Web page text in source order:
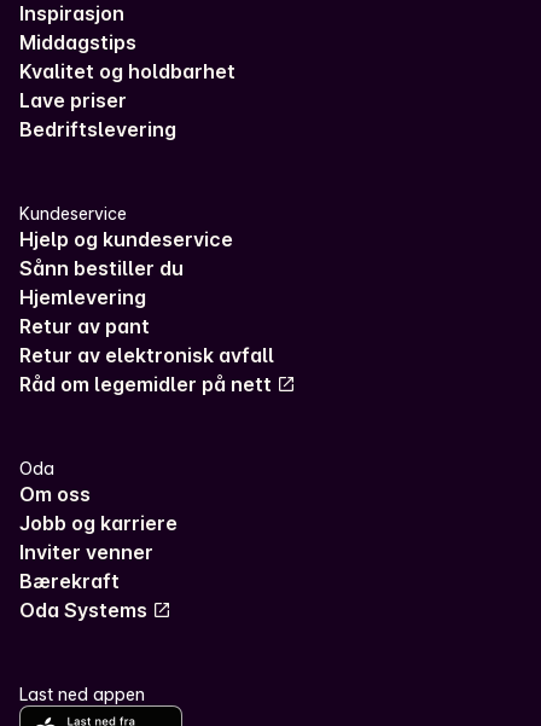
Inspirasjon
Middagstips
Kvalitet og holdbarhet
Lave priser
Bedriftslevering
Kundeservice
Hjelp og kundeservice
Sånn bestiller du
Hjemlevering
Retur av pant
Retur av elektronisk avfall
Råd om legemidler på nett
Oda
Om oss
Jobb og karriere
Inviter venner
Bærekraft
Oda Systems
Last ned appen